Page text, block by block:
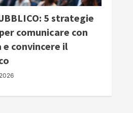
5 strategie
comunicare con
convincere il